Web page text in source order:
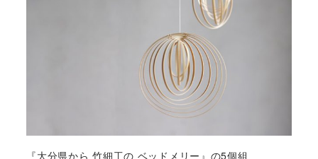
『大分県から 竹細工の ベッドメリー』 の5個組